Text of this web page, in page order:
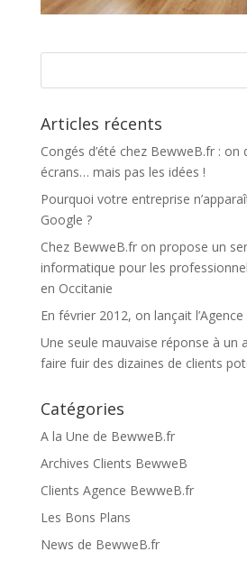
Articles récents
Congés d’été chez BewweB.fr : on
écrans… mais pas les idées !
Pourquoi votre entreprise
Google ?
Chez BewweB.fr on propose un
informatique pour les
en Occitanie
En février 2012, on lançait
Une seule mauvaise réponse à un
faire fuir des dizaines de clients
Catégories
A la Une de BewweB.fr
Archives Clients BewweB
Clients Agence BewweB.fr
Les Bons Plans
News de BewweB.fr